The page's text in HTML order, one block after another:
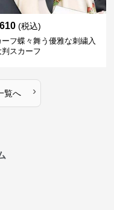
(税込)
ーフ蝶々舞う優雅な刺繍入
判スカーフ
覧へ ›